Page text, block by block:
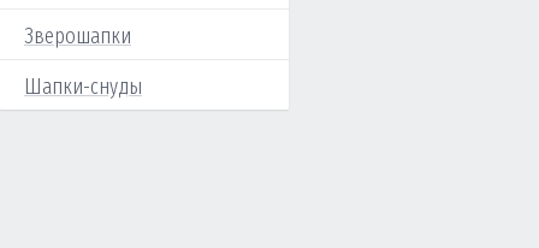
Зверошапки
Шапки-снуды